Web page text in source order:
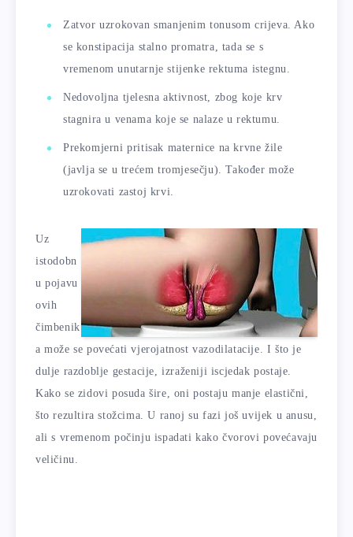
Zatvor uzrokovan smanjenim tonusom crijeva. Ako
se konstipacija stalno promatra, tada se s
vremenom unutarnje stijenke rektuma istegnu.
Nedovoljna tjelesna aktivnost, zbog koje krv
stagnira u venama koje se nalaze u rektumu.
Prekomjerni pritisak maternice na krvne žile
(javlja se u trećem tromjesečju). Također može
uzrokovati zastoj krvi.
Uz
istodobn
u pojavu
ovih
čimbenik
a može se povećati vjerojatnost vazodilatacije. I što je
dulje razdoblje gestacije, izraženiji iscjedak postaje.
Kako se zidovi posuda šire, oni postaju manje elastični,
što rezultira stožcima. U ranoj su fazi još uvijek u anusu,
ali s vremenom počinju ispadati kako čvorovi povećavaju
veličinu.